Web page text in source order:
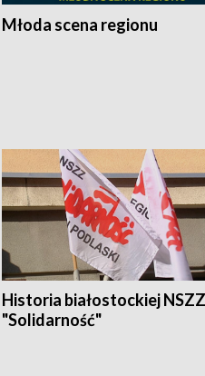
Młoda scena regionu
Historia białostockiej NSZZ
"Solidarność"